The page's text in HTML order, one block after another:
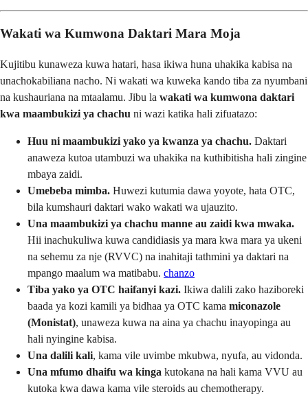
Wakati wa Kumwona Daktari Mara Moja
Kujitibu kunaweza kuwa hatari, hasa ikiwa huna uhakika kabisa na
unachokabiliana nacho. Ni wakati wa kuweka kando tiba za nyumbani
na kushauriana na mtaalamu. Jibu la wakati wa kumwona daktari
kwa maambukizi ya chachu ni wazi katika hali zifuatazo:
Huu ni maambukizi yako ya kwanza ya chachu. Daktari
anaweza kutoa utambuzi wa uhakika na kuthibitisha hali zingine
mbaya zaidi.
Umebeba mimba. Huwezi kutumia dawa yoyote, hata OTC,
bila kumshauri daktari wako wakati wa ujauzito.
Una maambukizi ya chachu manne au zaidi kwa mwaka.
Hii inachukuliwa kuwa candidiasis ya mara kwa mara ya ukeni
na sehemu za nje (RVVC) na inahitaji tathmini ya daktari na
mpango maalum wa matibabu. chanzo
Tiba yako ya OTC haifanyi kazi. Ikiwa dalili zako haziboreki
baada ya kozi kamili ya bidhaa ya OTC kama miconazole
(Monistat), unaweza kuwa na aina ya chachu inayopinga au
hali nyingine kabisa.
Una dalili kali, kama vile uvimbe mkubwa, nyufa, au vidonda.
Una mfumo dhaifu wa kinga kutokana na hali kama VVU au
kutoka kwa dawa kama vile steroids au chemotherapy.